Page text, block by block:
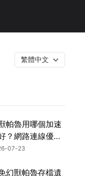
繁體中文
帕魯用哪個加速
？網路連線優化
搞定！
07-23
幻獸帕魯存檔遺